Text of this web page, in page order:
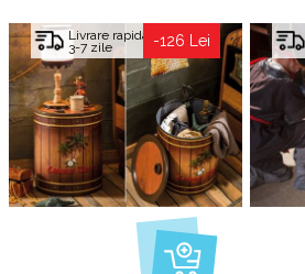
Livrare rapida
3-7 zile -126 Lei